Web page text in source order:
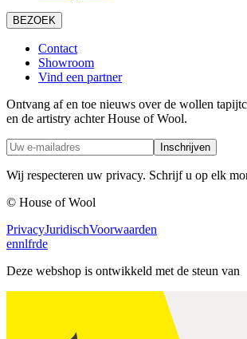
BEZOEK
Contact
Showroom
Vind een partner
Ontvang af en toe nieuws over de wollen
en de artistry achter House of Wool.
Inschrijven
Wij respecteren uw privacy. Schrijf u op elk
© House of Wool
PrivacyJuridischVoorwaarden
ennlfrde
Deze webshop is ontwikkeld met de steun van